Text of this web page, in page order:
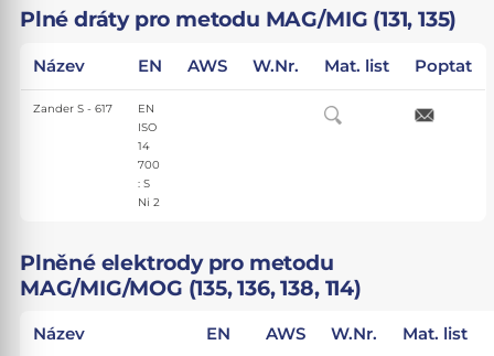
Plné dráty pro metodu MAG/MIG (131, 135)
Název EN AWS W.Nr. Mat. list Poptat
Zander S - 617
EN
ISO
14
700
: S
Ni 2
Plněné elektrody pro metodu
MAG/MIG/MOG (135, 136, 138, 114)
Název EN AWS W.Nr. Mat. list